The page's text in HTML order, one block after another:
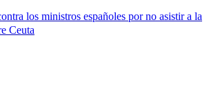
los ministros españoles por no asistir a la
Ceuta